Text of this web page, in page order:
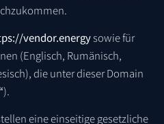
vendor.energysowie für
(Englisch, Rumänisch,
die unter dieser Domain
).
eine einseitige gesetzliche